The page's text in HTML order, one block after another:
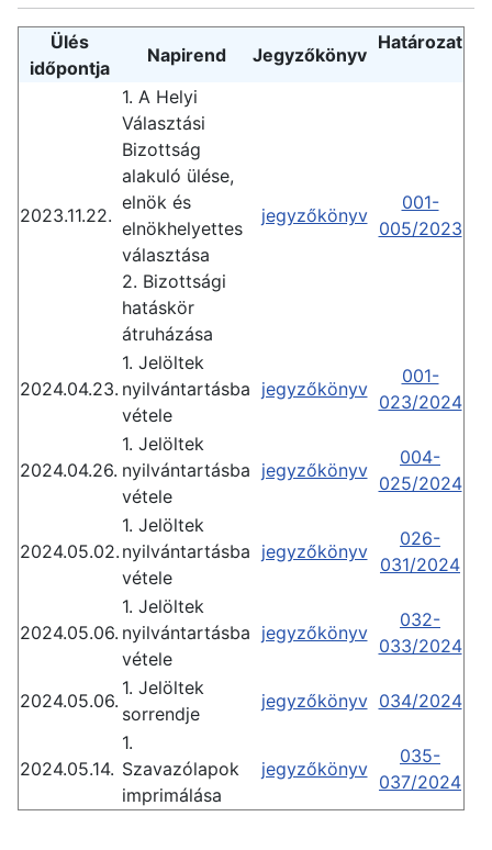
Ülés
időpontja
Napirend Jegyzőkönyv
Határozat
2023.11.22.
1. A Helyi
Választási
Bizottság
alakuló ülése,
elnök és
elnökhelyettes
választása
2. Bizottsági
hatáskör
átruházása
jegyzőkönyv
001-
005/2023
2024.04.23.
1. Jelöltek
nyilvántartásba
vétele
jegyzőkönyv
001-
023/2024
2024.04.26.
1. Jelöltek
nyilvántartásba
vétele
jegyzőkönyv
004-
025/2024
2024.05.02.
1. Jelöltek
nyilvántartásba
vétele
jegyzőkönyv
026-
031/2024
2024.05.06.
1. Jelöltek
nyilvántartásba
vétele
jegyzőkönyv
032-
033/2024
2024.05.06.
1. Jelöltek
sorrendje
jegyzőkönyv 034/2024
2024.05.14.
1.
Szavazólapok
imprimálása
jegyzőkönyv
035-
037/2024